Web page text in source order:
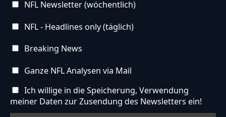
NFL Newsletter (wöchentlich)
NFL - Headlines only (täglich)
Breaking News
Ganze NFL Analysen via Mail
Ich willige in die Speicherung, Verwendung
meiner Daten zur Zusendung des Newsletters ein!